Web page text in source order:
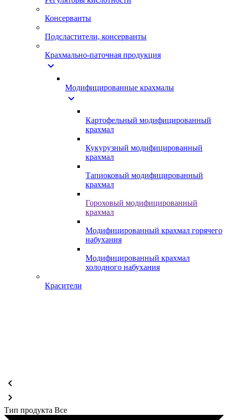
Консерванты
Подсластители, консерванты
Крахмально-паточная продукция
expand_more
Модифицированные крахмалы
expand_more
Картофельный модифицированный
крахмал
Кукурузный модифицированный
крахмал
Тапиоковый модифицированный
крахмал
Гороховый модифицированный
крахмал
Модифицированный крахмал горячего
набухания
Модифицированный крахмал
холодного набухания
Красители
chevron_left
chevron_right
Тип продукта Все